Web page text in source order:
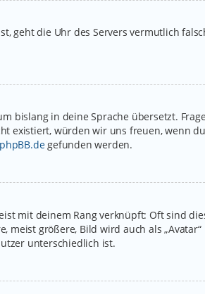
geht die Uhr des Servers vermutlich
bislang in deine Sprache übersetzt.
existiert, würden wir uns freuen, wenn
phpBB.degefunden werden.
mit deinem Rang verknüpft: Oft sind
meist größere, Bild wird auch als „Avatar“
unterschiedlich ist.